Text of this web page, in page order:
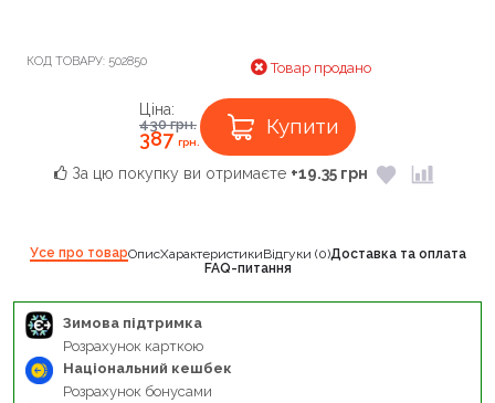
КОД ТОВАРУ: 502850 Товар продано
Ціна:
430грн.
387грн.
Купити
За цю покупку ви отримаєте +19.35 грн
Усе про товарОписХарактеристикиВідгуки (0)Доставка та оплата
FAQ-питання
Зимова підтримка
Розрахунок карткою
Національний кешбек
Розрахунок бонусами